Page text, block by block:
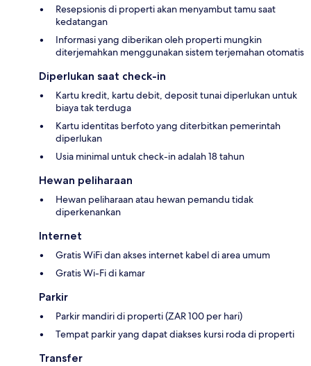
Resepsionis di properti akan menyambut tamu saat
kedatangan
Informasi yang diberikan oleh properti mungkin
diterjemahkan menggunakan sistem terjemahan otomatis
Diperlukan saat check-in
Kartu kredit, kartu debit, deposit tunai diperlukan untuk
biaya tak terduga
Kartu identitas berfoto yang diterbitkan pemerintah
diperlukan
Usia minimal untuk check-in adalah 18 tahun
Hewan peliharaan
Hewan peliharaan atau hewan pemandu tidak
diperkenankan
Internet
Gratis WiFi dan akses internet kabel di area umum
Gratis Wi-Fi di kamar
Parkir
Parkir mandiri di properti (ZAR 100 per hari)
Tempat parkir yang dapat diakses kursi roda di properti
Transfer